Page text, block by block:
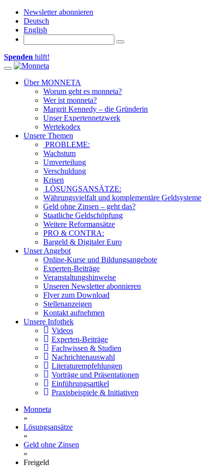
Newsletter abonnieren
Deutsch
English
Spenden hilft!
Toggle navigation
Über MONNETA
Worum geht es monneta?
Wer ist monneta?
Margrit Kennedy – die Gründerin
Unser Expertennetzwerk
Wertekodex
Unsere Themen
PROBLEME:
Wachstum
Umverteilung
Verschuldung
Krisen
LÖSUNGSANSÄTZE:
Währungsvielfalt und komplementäre Geldsysteme
Geld ohne Zinsen – geht das?
Staatliche Geldschöpfung
Weitere Reformansätze
PRO & CONTRA:
Bargeld & Digitaler Euro
Unser Angebot
Online-Kurse und Bildungsangebote
Experten-Beiträge
Veranstaltungshinweise
Unseren Newsletter abonnieren
Flyer zum Download
Stellenanzeigen
Kontakt aufnehmen
Unsere Infothek
Videos
Experten-Beiträge
Fachwissen & Studien
Nachrichtenauswahl
Literaturempfehlungen
Vorträge und Präsentationen
Einführungsartikel
Praxisbeispiele & Initiativen
Monneta
»
Lösungsansätze
»
Geld ohne Zinsen
»
Freigeld